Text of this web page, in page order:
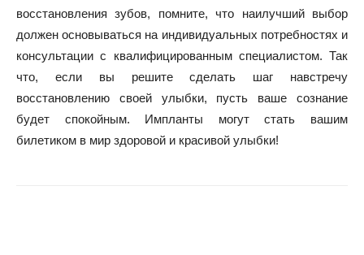
восстановления зубов, помните, что наилучший выбор
должен основываться на индивидуальных потребностях и
консультации с квалифицированным специалистом. Так
что, если вы решите сделать шаг навстречу
восстановлению своей улыбки, пусть ваше сознание
будет спокойным. Импланты могут стать вашим
билетиком в мир здоровой и красивой улыбки!